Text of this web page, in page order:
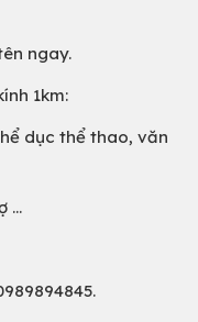
ngay.
1km:
dục thể thao, văn
…